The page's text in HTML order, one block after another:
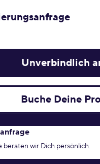
Unverbindlich
Buche Deine
Konditionen
beraten wir Dich persönlich.